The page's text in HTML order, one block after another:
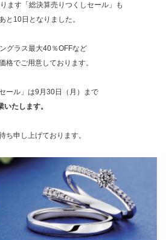
ます「総決算売りつくしセール」も
と10日となりました。
グラス最大40％OFFなど
格でご用意しております。
ール」は9月30日（月）まで
たします。
ち申し上げております。